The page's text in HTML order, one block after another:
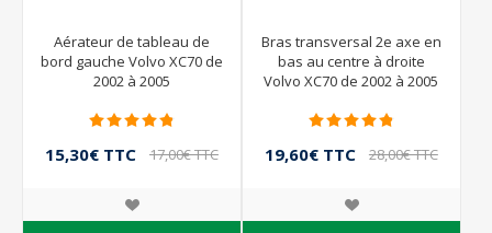
Aérateur de tableau de
bord gauche Volvo XC70 de
2002 à 2005
15,30€ TTC 17,00€ TTC
Bras transversal 2e axe en
bas au centre à droite
Volvo XC70 de 2002 à 2005
19,60€ TTC 28,00€ TTC